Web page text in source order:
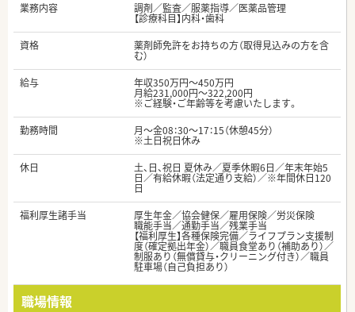
業務内容
調剤／監査／服薬指導／医薬品管理
【診療科目】内科・歯科
資格
薬剤師免許をお持ちの方（取得見込みの方を含
む）
給与
年収350万円～450万円
月給231,000円～322,200円
※ご経験・ご年齢等を考慮いたします。
勤務時間
月～金08：30～17：15（休憩45分）
※土日祝日休み
休日
土、日、祝日 夏休み／夏季休暇6日／年末年始5
日／有給休暇（法定通り支給）／※年間休日120
日
福利厚生諸手当
厚生年金／協会健保／雇用保険／労災保険
職能手当／通勤手当／残業手当
【福利厚生】各種保険完備／ライフプラン支援制
度（確定拠出年金）／職員食堂あり（補助あり）／
制服あり（無償貸与・クリーニング付き）／職員
駐車場（自己負担あり）
職場情報